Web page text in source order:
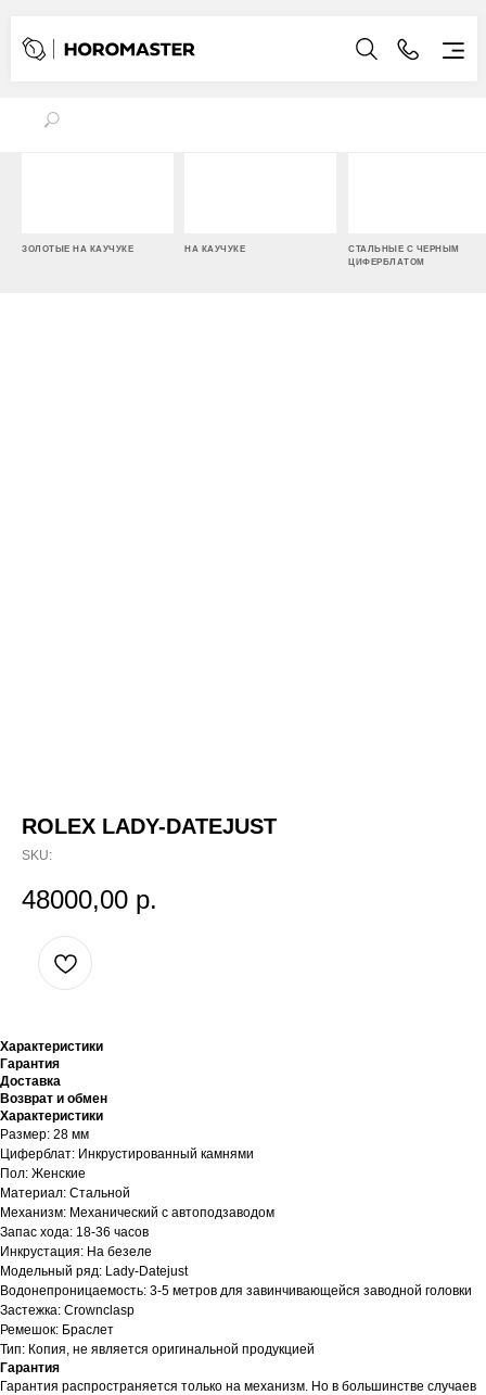
ЗОЛОТЫЕ НА КАУЧУКЕ НА КАУЧУКЕ
СТАЛЬНЫЕ С ЧЕРНЫМ
ЦИФЕРБЛАТОМ
ROLEX LADY-DATEJUST
SKU:
48000,00 р.
Характеристики
Гарантия
Доставка
Возврат и обмен
Характеристики
Размер: 28 мм
Циферблат: Инкрустированный камнями
Пол: Женские
Материал: Стальной
Механизм: Механический с автоподзаводом
Запас хода: 18-36 часов
Инкрустация: На безеле
Модельный ряд: Lady-Datejust
Водонепроницаемость: 3-5 метров для завинчивающейся заводной головки
Застежка: Crownclasp
Ремешок: Браслет
Тип: Копия, не является оригинальной продукцией
Гарантия
Гарантия распространяется только на механизм. Но в большинстве случаев